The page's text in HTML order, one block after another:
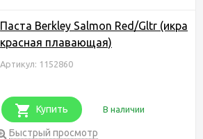
Паста Berkley Salmon Red/Gltr (икра
красная плавающая)
Артикул: 1152860
Купить В наличии
Быстрый просмотр